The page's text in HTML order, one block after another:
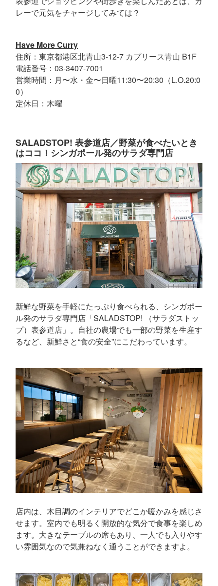
レーで元気をチャージしてみては？
Have More Curry
住所：東京都港区北青山3-12-7 カプリース青山 B1F
電話番号：03-3407-7001
営業時間：月〜水・金〜日曜11:30〜20:30（L.O.20:0
0）
定休日：木曜
SALADSTOP! 表参道店／野菜が食べたいとき
はココ！シンガポール発のサラダ専門店
新鮮な野菜を手軽にたっぷり食べられる、シンガポー
ル発のサラダ専門店「SALADSTOP! （サラダストッ
プ）表参道店」。自社の農場でも一部の野菜を生産す
るなど、新鮮さと“食の安全”にこだわっています。
店内は、木目調のインテリアでどこか暖かみを感じさ
せます。室内でも明るく開放的な気分で食事を楽しめ
ます。大きなテーブルの席もあり、一人でも入りやす
い雰囲気なので気兼ねなく通うことができますよ。